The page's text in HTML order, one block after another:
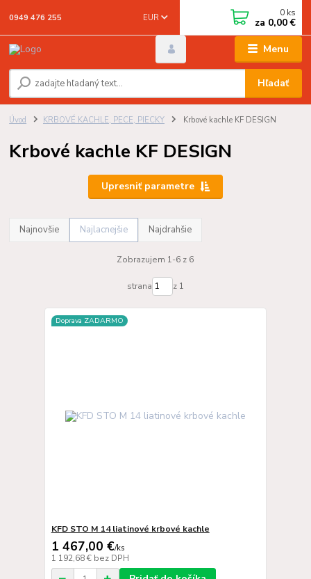
Menu
EUR
Hľadať
0949 476 255 0 ks
za 0,00 €
Úvod KRBOVÉ KACHLE, PECE, PIECKY Krbové kachle KF DESIGN
Krbové kachle KF DESIGN
Upresniť parametre
Najnovšie Najlacnejšie Najdrahšie
Zobrazujem 1-6 z 6
strana z 1
Doprava ZADARMO
KFD STO M 14 liatinové krbové kachle
1 467,00 €/ks
1 192,68 € bez DPH